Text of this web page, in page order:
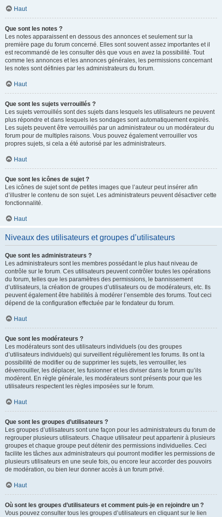
Haut
Que sont les notes ?
Les notes apparaissent en dessous des annonces et seulement sur la
première page du forum concerné. Elles sont souvent assez importantes et il
est recommandé de les consulter dès que vous en avez la possibilité. Tout
comme les annonces et les annonces générales, les permissions concernant
les notes sont définies par les administrateurs du forum.
Haut
Que sont les sujets verrouillés ?
Les sujets verrouillés sont des sujets dans lesquels les utilisateurs ne peuvent
plus répondre et dans lesquels les sondages sont automatiquement expirés.
Les sujets peuvent être verrouillés par un administrateur ou un modérateur du
forum pour de multiples raisons. Vous pouvez également verrouiller vos
propres sujets, si cela a été autorisé par les administrateurs.
Haut
Que sont les icônes de sujet ?
Les icônes de sujet sont de petites images que l’auteur peut insérer afin
d’illustrer le contenu de son sujet. Les administrateurs peuvent désactiver cette
fonctionnalité.
Haut
Niveaux des utilisateurs et groupes d’utilisateurs
Que sont les administrateurs ?
Les administrateurs sont les membres possédant le plus haut niveau de
contrôle sur le forum. Ces utilisateurs peuvent contrôler toutes les opérations
du forum, telles que les paramètres des permissions, le bannissement
d’utilisateurs, la création de groupes d’utilisateurs ou de modérateurs, etc. Ils
peuvent également être habilités à modérer l’ensemble des forums. Tout ceci
dépend de la configuration effectuée par le fondateur du forum.
Haut
Que sont les modérateurs ?
Les modérateurs sont des utilisateurs individuels (ou des groupes
d’utilisateurs individuels) qui surveillent régulièrement les forums. Ils ont la
possibilité de modifier ou de supprimer les sujets, les verrouiller, les
déverrouiller, les déplacer, les fusionner et les diviser dans le forum qu’ils
modèrent. En règle générale, les modérateurs sont présents pour que les
utilisateurs respectent les règles imposées sur le forum.
Haut
Que sont les groupes d’utilisateurs ?
Les groupes d’utilisateurs sont une façon pour les administrateurs du forum de
regrouper plusieurs utilisateurs. Chaque utilisateur peut appartenir à plusieurs
groupes et chaque groupe peut détenir des permissions individuelles. Ceci
facilite les tâches aux administrateurs qui pourront modifier les permissions de
plusieurs utilisateurs en une seule fois, ou encore leur accorder des pouvoirs
de modération, ou bien leur donner accès à un forum privé.
Haut
Où sont les groupes d’utilisateurs et comment puis-je en rejoindre un ?
Vous pouvez consulter tous les groupes d’utilisateurs en cliquant sur le lien